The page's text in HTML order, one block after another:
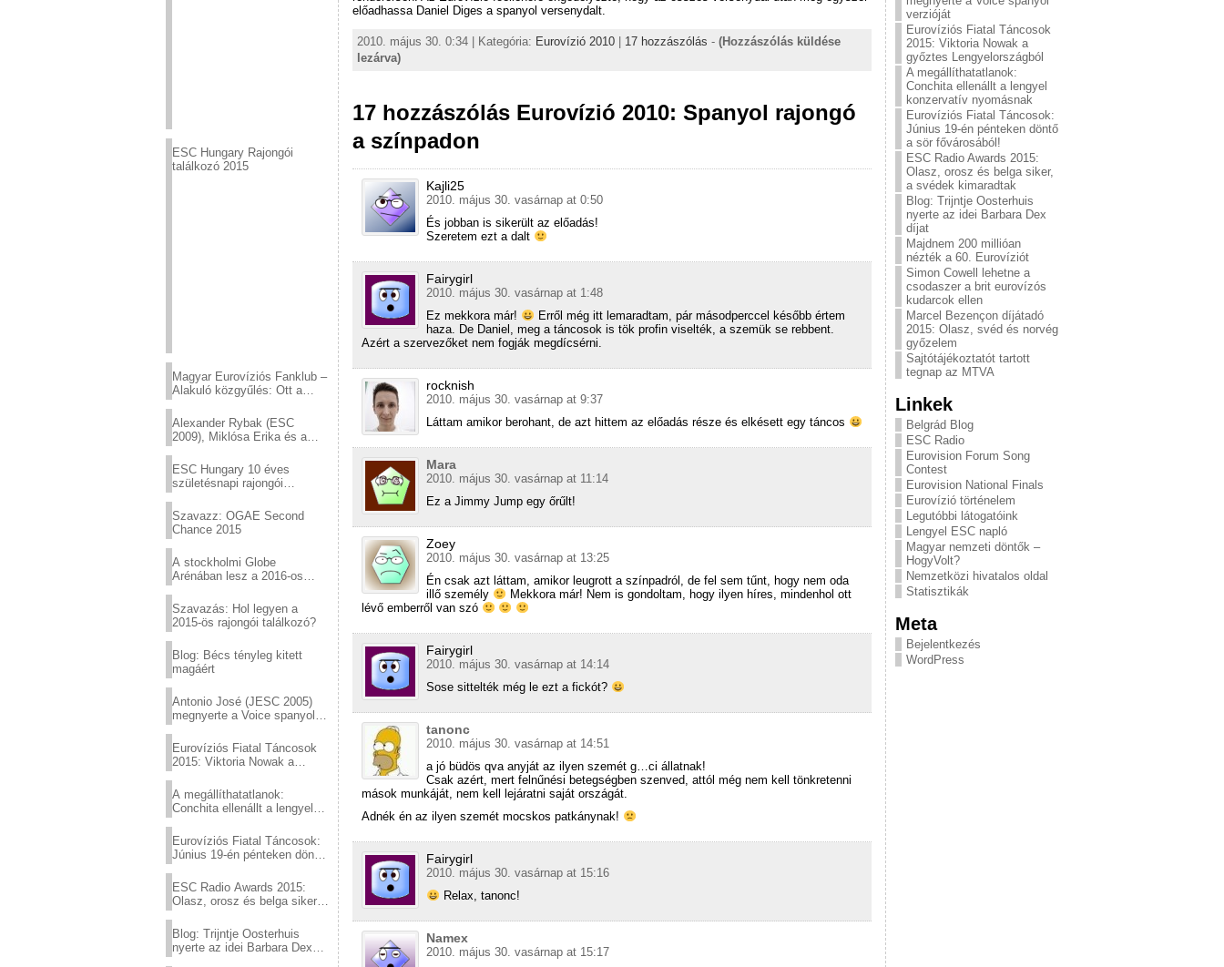
ESC Hungary Rajongói
találkozó 2015
Magyar Eurovíziós Fanklub –
Alakuló közgyűlés: Ott a
Alexander Rybak (ESC
2009), Miklósa Erika és a
sztárjai a Margitszigeten
ESC Hungary 10 éves
születésnapi rajongói
Szavazz: OGAE Second
Chance 2015
A stockholmi Globe
Arénában lesz a 2016-os
Szavazás: Hol legyen a
2015-ös rajongói találkozó?
Blog: Bécs tényleg kitett
magáért
Antonio José (JESC 2005)
megnyerte a Voice spanyol
Eurovíziós Fiatal Táncosok
2015: Viktoria Nowak a
A megállíthatatlanok:
Conchita ellenállt a lengyel
Eurovíziós Fiatal Táncosok:
Június 19-én pénteken döntő
ESC Radio Awards 2015:
Olasz, orosz és belga siker,
Blog: Trijntje Oosterhuis
nyerte az idei Barbara Dex
előadhassa Daniel Diges a spanyol versenydalt.
2010. május 30. 0:34 | Kategória: Eurovízió 2010 17 hozzászólás - (Hozzászólás küldése
lezárva)
17 hozzászólás Eurovízió 2010: Spanyol rajongó
a színpadon
Kajli25
2010. május 30. vasárnap at 0:50
És jobban is sikerült az előadás!
Szeretem ezt a dalt
Fairygirl
2010. május 30. vasárnap at 1:48
Ez mekkora már!
Erről még itt lemaradtam, pár másodperccel később értem
haza. De Daniel, meg a táncosok is tök profin viselték, a szemük se rebbent.
Azért a szervezőket nem fogják megdícsérni.
rocknish
2010. május 30. vasárnap at 9:37
Láttam amikor berohant, de azt hittem az előadás része és elkésett egy táncos
Mara
2010. május 30. vasárnap at 11:14
Ez a Jimmy Jump egy őrűlt!
Zoey
2010. május 30. vasárnap at 13:25
Én csak azt láttam, amikor leugrott a színpadról, de fel sem tűnt, hogy nem oda
illő személy
Mekkora már! Nem is gondoltam, hogy ilyen híres, mindenhol ott
lévő emberről van szó
Fairygirl
2010. május 30. vasárnap at 14:14
Sose sittelték még le ezt a fickót?
tanonc
2010. május 30. vasárnap at 14:51
a jó büdös qva anyját az ilyen szemét g…ci állatnak!
Csak azért, mert felnűnési betegségben szenved, attól még nem kell tönkretenni
mások munkáját, nem kell lejáratni saját országát.
Adnék én az ilyen szemét mocskos patkánynak!
Fairygirl
2010. május 30. vasárnap at 15:16
Relax, tanonc!
Namex
2010. május 30. vasárnap at 15:17
verzióját
Eurovíziós Fiatal Táncosok
2015: Viktoria Nowak a
győztes Lengyelországból
A megállíthatatlanok:
Conchita ellenállt a lengyel
konzervatív nyomásnak
Eurovíziós Fiatal Táncosok:
Június 19-én pénteken döntő
a sör fővárosából!
ESC Radio Awards 2015:
Olasz, orosz és belga siker,
a svédek kimaradtak
Blog: Trijntje Oosterhuis
nyerte az idei Barbara Dex
díjat
Majdnem 200 millióan
nézték a 60. Eurovíziót
Simon Cowell lehetne a
csodaszer a brit eurovízós
kudarcok ellen
Marcel Bezençon díjátadó
2015: Olasz, svéd és norvég
győzelem
Sajtótájékoztatót tartott
tegnap az MTVA
Linkek
Belgrád Blog
ESC Radio
Eurovision Forum Song
Contest
Eurovision National Finals
Eurovízió történelem
Legutóbbi látogatóink
Lengyel ESC napló
Magyar nemzeti döntők –
HogyVolt?
Nemzetközi hivatalos oldal
Statisztikák
Meta
Bejelentkezés
WordPress